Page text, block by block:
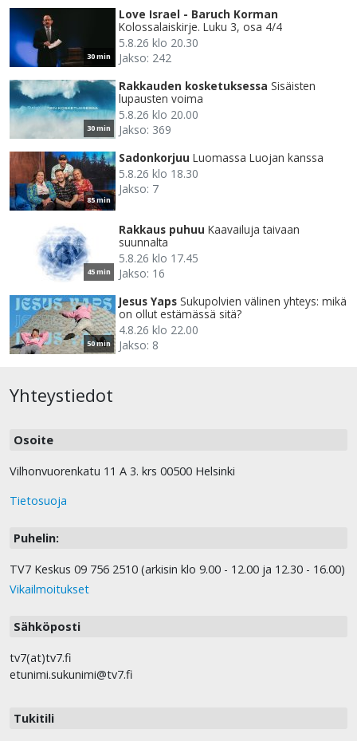
30 min
Love Israel - Baruch Korman
Kolossalaiskirje. Luku 3, osa 4/4
5.8.26 klo 20.30
Jakso: 242
30 min
Rakkauden kosketuksessa Sisäisten
lupausten voima
5.8.26 klo 20.00
Jakso: 369
85 min
Sadonkorjuu Luomassa Luojan kanssa
5.8.26 klo 18.30
Jakso: 7
45 min
Rakkaus puhuu Kaavailuja taivaan
suunnalta
5.8.26 klo 17.45
Jakso: 16
50 min
Jesus Yaps Sukupolvien välinen yhteys: mikä
on ollut estämässä sitä?
4.8.26 klo 22.00
Jakso: 8
Yhteystiedot
Osoite
Vilhonvuorenkatu 11 A 3. krs 00500 Helsinki
Tietosuoja
Puhelin:
TV7 Keskus 09 756 2510 (arkisin klo 9.00 - 12.00 ja 12.30 - 16.00)
Vikailmoitukset
Sähköposti
tv7(at)tv7.fi
etunimi.sukunimi@tv7.fi
Tukitili